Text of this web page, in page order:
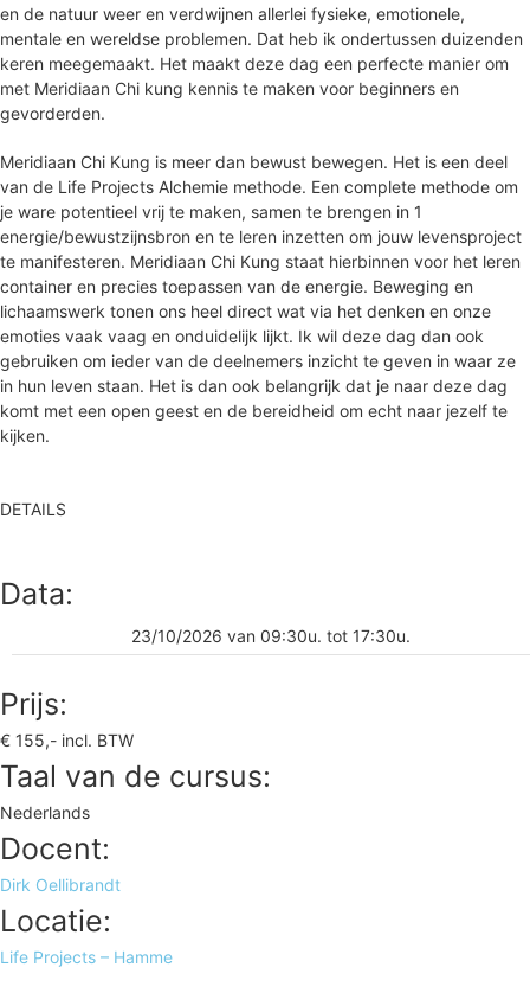
en de natuur weer en verdwijnen allerlei fysieke, emotionele,
mentale en wereldse problemen. Dat heb ik ondertussen duizenden
keren meegemaakt. Het maakt deze dag een perfecte manier om
met Meridiaan Chi kung kennis te maken voor beginners en
gevorderden.
Meridiaan Chi Kung is meer dan bewust bewegen. Het is een deel
van de Life Projects Alchemie methode. Een complete methode om
je ware potentieel vrij te maken, samen te brengen in 1
energie/bewustzijnsbron en te leren inzetten om jouw levensproject
te manifesteren. Meridiaan Chi Kung staat hierbinnen voor het leren
container en precies toepassen van de energie. Beweging en
lichaamswerk tonen ons heel direct wat via het denken en onze
emoties vaak vaag en onduidelijk lijkt. Ik wil deze dag dan ook
gebruiken om ieder van de deelnemers inzicht te geven in waar ze
in hun leven staan. Het is dan ook belangrijk dat je naar deze dag
komt met een open geest en de bereidheid om echt naar jezelf te
kijken.
DETAILS
Data:
23/10/2026 van 09:30u. tot 17:30u.
Prijs:
€ 155,- incl. BTW
Taal van de cursus:
Nederlands
Docent:
Dirk Oellibrandt
Locatie:
Life Projects – Hamme